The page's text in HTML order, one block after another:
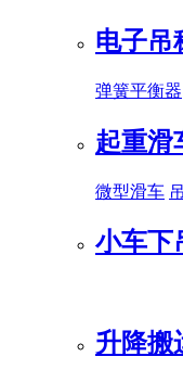
电子吊
弹簧平衡器
起重滑
微型滑车
小车下
升降搬